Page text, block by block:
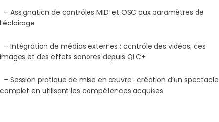
– Assignation de contrôles MIDI et OSC aux paramètres de
l’éclairage
– Intégration de médias externes : contrôle des vidéos, des
images et des effets sonores depuis QLC+
– Session pratique de mise en œuvre : création d’un spectacle
complet en utilisant les compétences acquises